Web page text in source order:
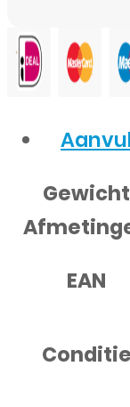
Gewicht
EAN
Conditie